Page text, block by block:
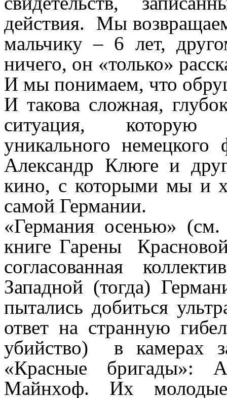
действия. Мы
мальчику – 6 лет,
ничего, он «только»
И мы понимаем, что
И такова сложная,
ситуация, которую
уникального
Александр Клюге и
кино, с которыми мы и
самой Германии.
«Германия осенью»
книге Гарены
согласованная
Западной (тогда)
пытались добиться
ответ на странную
убийство) в камерах
«Красные бригады»:
Майнхоф. Их молодые